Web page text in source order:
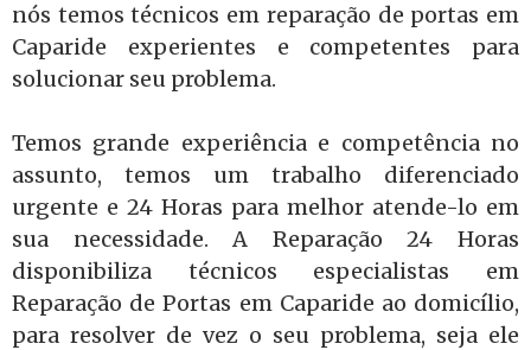
nós temos técnicos em reparação de portas em
Caparide experientes e competentes para
solucionar seu problema.
Temos grande experiência e competência no
assunto, temos um trabalho diferenciado
urgente e 24 Horas para melhor atende-lo em
sua necessidade. A Reparação 24 Horas
disponibiliza técnicos especialistas em
Reparação de Portas em Caparide ao domicílio,
para resolver de vez o seu problema, seja ele